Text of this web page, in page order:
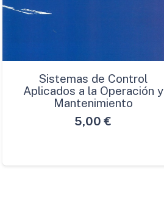
Sistemas de Control
Aplicados a la Operación y
Mantenimiento
5,00 €